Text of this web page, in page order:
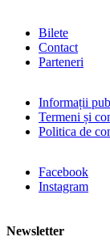
Bilete
Contact
Parteneri
Informații
Termeni și
Politica de
Facebook
Instagram
Newsletter